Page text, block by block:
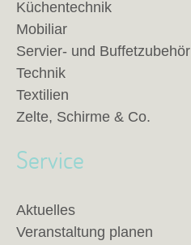
Küchentechnik
Mobiliar
Servier- und Buffetzubehör
Technik
Textilien
Zelte, Schirme & Co.
Service
Aktuelles
Veranstaltung planen